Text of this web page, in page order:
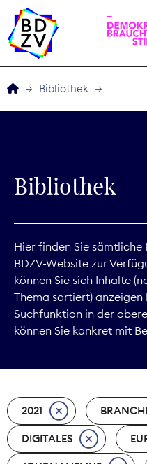
Service
Bibliothek
Bibliothek
Hier finden Sie
BDZV-Website zur
können Sie sich Inhalte
Thema sortiert) anzeigen
Suchfunktion in der
können Sie konkret mit
2021
DIGITALES